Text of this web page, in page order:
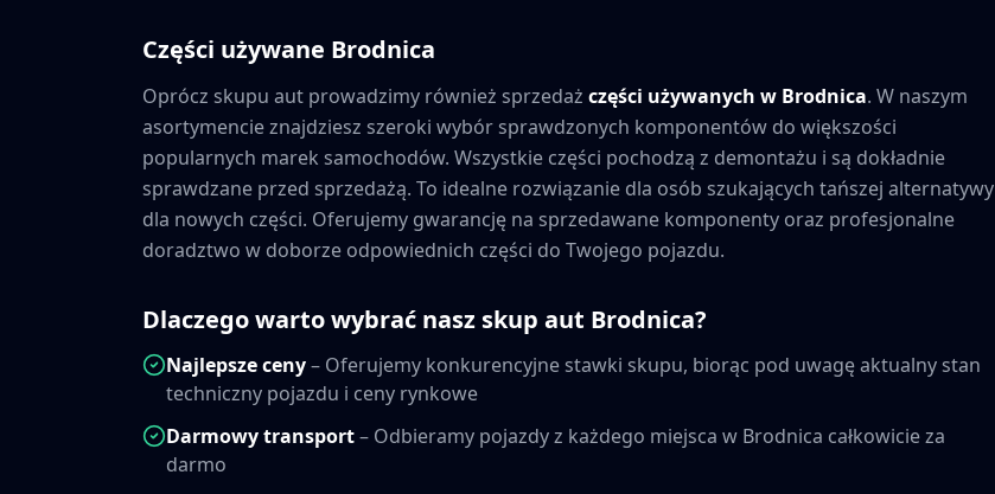
Części używane Brodnica
Oprócz skupu aut prowadzimy również sprzedaż części używanych w Brodnica. W naszym
asortymencie znajdziesz szeroki wybór sprawdzonych komponentów do większości
popularnych marek samochodów. Wszystkie części pochodzą z demontażu i są dokładnie
sprawdzane przed sprzedażą. To idealne rozwiązanie dla osób szukających tańszej alternatywy
dla nowych części. Oferujemy gwarancję na sprzedawane komponenty oraz profesjonalne
doradztwo w doborze odpowiednich części do Twojego pojazdu.
Dlaczego warto wybrać nasz skup aut Brodnica?
Najlepsze ceny– Oferujemy konkurencyjne stawki skupu, biorąc pod uwagę aktualny stan
techniczny pojazdu i ceny rynkowe
Darmowy transport– Odbieramy pojazdy z każdego miejsca w Brodnica całkowicie za
darmo